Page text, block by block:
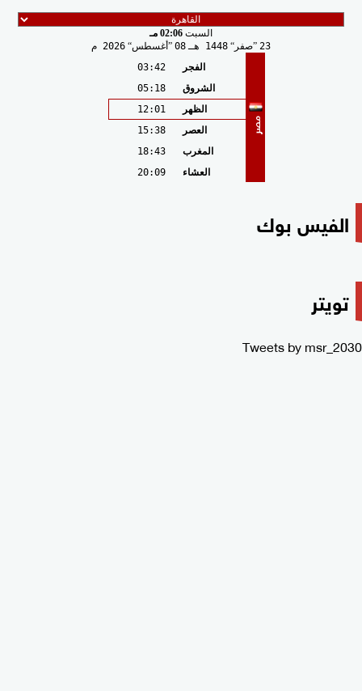
السبت 02:06 مـ
23 صفر 1448 هـ 08 أغسطس 2026 م
مصر
الفجر
03:42
الشروق
05:18
الظهر
12:01
العصر
15:38
المغرب
18:43
العشاء
20:09
الفيس بوك
تويتر
Tweets by msr_2030